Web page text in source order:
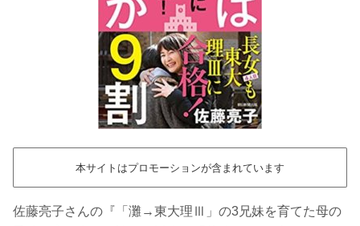
本サイトはプロモーションが含まれています
佐藤亮子さんの『「灘→東大理Ⅲ」の3兄妹を育てた母の